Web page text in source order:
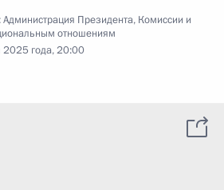
Администрация Президента, Комиссии и
отношениям
года, 20:00